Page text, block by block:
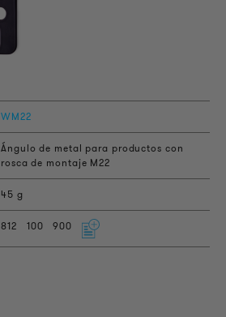
WM22
Ángulo de metal para productos con
rosca de montaje M22
45 g
812 100 900